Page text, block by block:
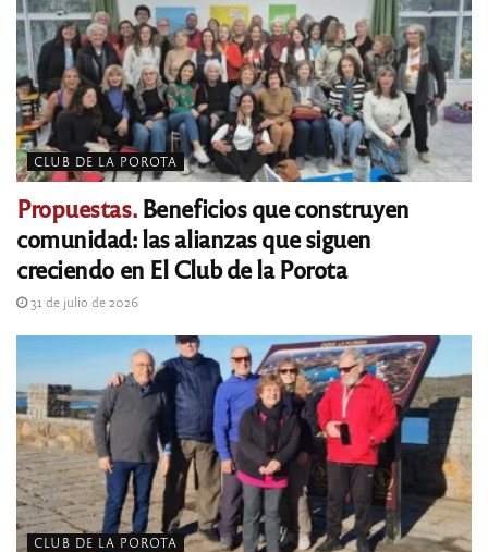
CLUB DE LA POROTA
Propuestas.Beneficios que construyen
comunidad: las alianzas que siguen
creciendo en El Club de la Porota
31 de julio de 2026
CLUB DE LA POROTA